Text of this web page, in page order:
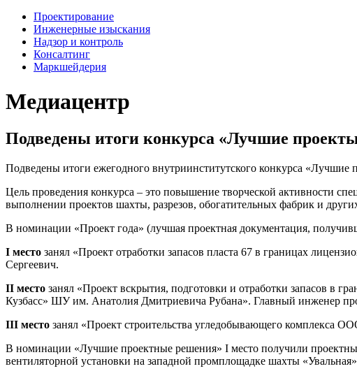
Проектирование
Инженерные изыскания
Надзор и контроль
Консалтинг
Маркшейдерия
Медиацентр
Подведены итоги конкурса «Лучшие
Подведены итоги ежегодного внутриинститутского конкурса «Лучшие
Цель проведения конкурса – это повышение творческой активности
выполнении проектов шахты, разрезов, обогатительных фабрик и
В номинации «Проект года» (лучшая проектная документация,
I место занял «Проект отработки запасов пласта 67 в границах
Сергеевич.
II место занял «Проект вскрытия, подготовки и отработки запасов
Кузбасс» ШУ им. Анатолия Дмитриевича Рубана». Главный инженер
III место занял «Проект строительства угледобывающего комплекса
В номинации «Лучшие проектные решения» I место получили проектные
вентиляторной установки на западной промплощадке шахты